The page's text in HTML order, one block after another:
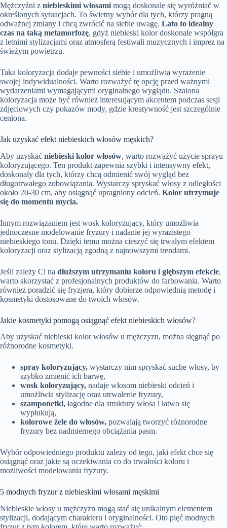
Mężczyźni z niebieskimi włosami mogą doskonale się wyróżniać w
określonych sytuacjach. To świetny wybór dla tych, którzy pragną
odważnej zmiany i chcą zwrócić na siebie uwagę. Lato to idealny
czas na taką metamorfozę, gdyż niebieski kolor doskonale współgra
z letnimi stylizacjami oraz atmosferą festiwali muzycznych i imprez na
świeżym powietrzu.
Taka koloryzacja dodaje pewności siebie i umożliwia wyrażenie
swojej indywidualności. Warto rozważyć tę opcję przed ważnymi
wydarzeniami wymagającymi oryginalnego wyglądu. Szalona
koloryzacja może być również interesującym akcentem podczas sesji
zdjęciowych czy pokazów mody, gdzie kreatywność jest szczególnie
ceniona.
Jak uzyskać efekt niebieskich włosów męskich?
Aby uzyskać niebieski kolor włosów, warto rozważyć użycie sprayu
koloryzującego. Ten produkt zapewnia szybki i intensywny efekt,
doskonały dla tych, którzy chcą odmienić swój wygląd bez
długotrwałego zobowiązania. Wystarczy spryskać włosy z odległości
około 20-30 cm, aby osiągnąć upragniony odcień. Kolor utrzymuje
się do momentu mycia.
Innym rozwiązaniem jest wosk koloryzujący, który umożliwia
jednoczesne modelowanie fryzury i nadanie jej wyrazistego
niebieskiego tonu. Dzięki temu można cieszyć się trwałym efektem
koloryzacji oraz stylizacją zgodną z najnowszymi trendami.
Jeśli zależy Ci na dłuższym utrzymaniu koloru i głębszym efekcie,
warto skorzystać z profesjonalnych produktów do farbowania. Warto
również poradzić się fryzjera, który dobierze odpowiednią metodę i
kosmetyki dostosowane do twoich włosów.
Jakie kosmetyki pomogą osiągnąć efekt niebieskich włosów?
Aby uzyskać niebieski kolor włosów u mężczyzn, można sięgnąć po
różnorodne kosmetyki.
spray koloryzujący, wystarczy nim spryskać suche włosy, by
szybko zmienić ich barwę,
wosk koloryzujący, nadaje włosom niebieski odcień i
umożliwia stylizację oraz utrwalenie fryzury,
szamponetki, łagodne dla struktury włosa i łatwo się
wypłukują,
kolorowe żele do włosów, pozwalają tworzyć różnorodne
fryzury bez nadmiernego obciążania pasm.
Wybór odpowiedniego produktu zależy od tego, jaki efekt chce się
osiągnąć oraz jakie są oczekiwania co do trwałości koloru i
możliwości modelowania fryzury.
5 modnych fryzur z niebieskimi włosami męskimi
Niebieskie włosy u mężczyzn mogą stać się unikalnym elementem
stylizacji, dodającym charakteru i oryginalności. Oto pięć modnych